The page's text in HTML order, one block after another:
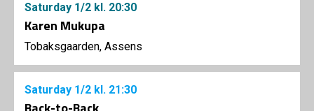
Saturday 1/2 kl. 20:30
Karen Mukupa
Tobaksgaarden, Assens
Saturday 1/2 kl. 21:30